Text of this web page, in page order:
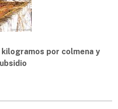
kilogramos por colmena y